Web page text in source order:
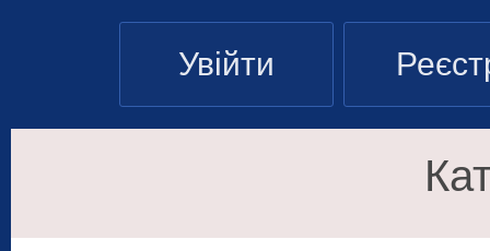
Увійти